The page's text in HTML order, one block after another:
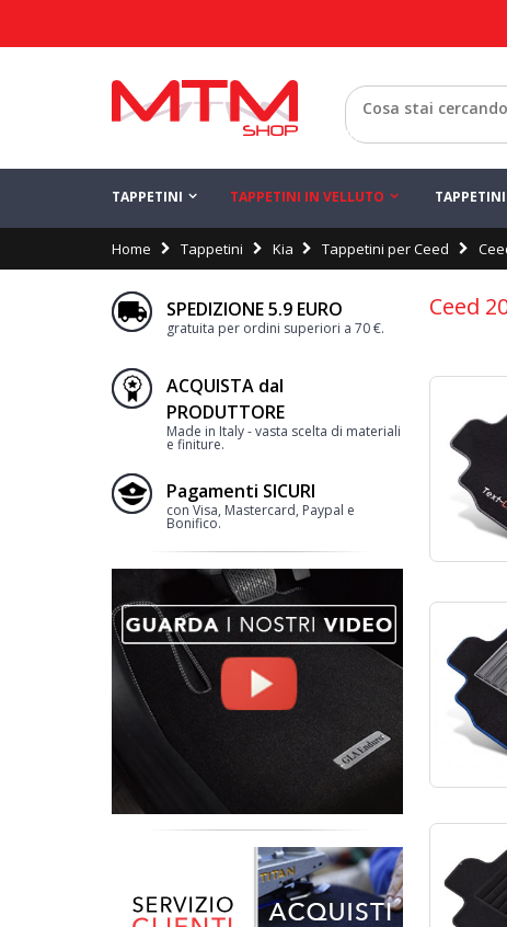
Indietro
TAPPETINI TAPPETINI IN VELLUTO
Home Tappetini Kia Tappetini per Ceed
Ceed
SPEDIZIONE 5.9 EURO
gratuita per ordini superiori a 70 €.
ACQUISTA dal
PRODUTTORE
Made in Italy - vasta scelta di materiali
e finiture.
Pagamenti SICURI
con Visa, Mastercard, Paypal e
Bonifico.